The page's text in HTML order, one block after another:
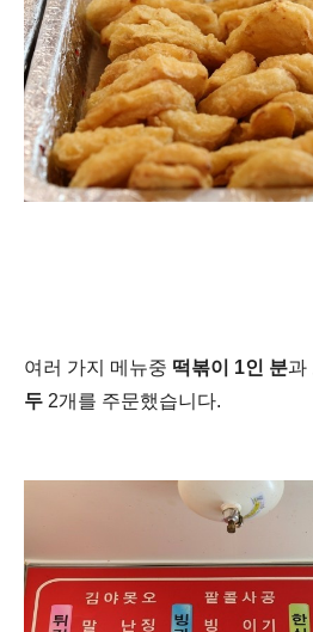
여러 가지 메뉴중 떡볶이 1인 분과
두 2개를 주문했습니다.